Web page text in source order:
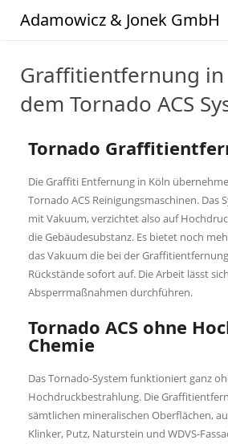
Adamowicz & Jonek GmbH
Leistungsübersicht
Fensterreinigung
Gebäudereinigungen
Solarpanel Reinigung
Treppenhausreinigung
Graffitientfernung
Winterdienst
Reparaturen & Endrenovierungen
Aufträge
Buchhaltung
Reklamation
Termine mit Handwerker
Graffitientfernung
dem Tornado ACS
Tornado
Die Graffiti Entfernung in Köln
Tornado ACS Reinigungsmaschinen. Das
mit Vakuum, verzichtet also auf
die Gebäudesubstanz. Es bietet noch
das Vakuum die bei der
Rückstände sofort auf. Die Arbeit lässt
Absperrmaßnahmen durchführen.
Tornado ACS ohne
Chemie
Das Tornado-System funktioniert ganz
Hochdruckbestrahlung. Die
sämtlichen mineralischen Oberflächen,
Klinker, Putz, Naturstein und WDVS-